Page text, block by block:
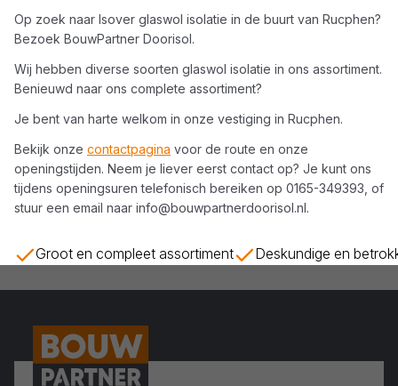
Op zoek naar Isover glaswol isolatie in de buurt van Rucphen?
Bezoek BouwPartner Doorisol.
Wij hebben diverse soorten glaswol isolatie in ons assortiment.
Benieuwd naar ons complete assortiment?
Je bent van harte welkom in onze vestiging in Rucphen.
Bekijk onze contactpagina voor de route en onze
openingstijden. Neem je liever eerst contact op? Je kunt ons
tijdens openingsuren telefonisch bereiken op 0165-349393 , of
stuur een email naar info@bouwpartnerdoorisol.nl.
Groot en compleet assortiment Deskundige en